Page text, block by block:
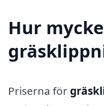
Hur
Priserna för